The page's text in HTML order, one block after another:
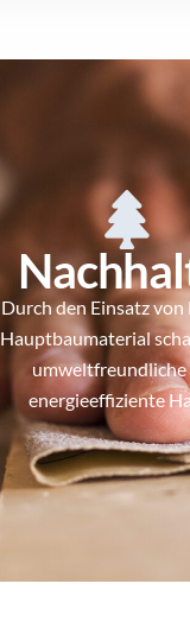
Durch den Einsatz von
Hauptbaumaterial
umweltfreundliche
energieeffiziente